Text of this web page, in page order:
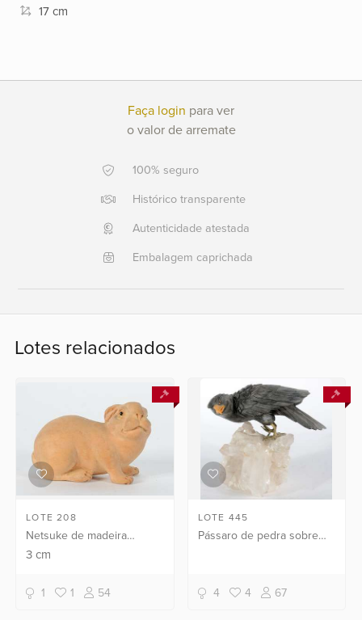
Ajuda?
2553
+55
21
2554
6400
17 cm
Faça login para ver
o valor de arremate
100% seguro
Histórico transparente
Autenticidade atestada
Embalagem caprichada
Lotes relacionados
LOTE 208
Netsuke de madeira
representando coelho.
3cm
1 1 54
LOTE 445
Pássaro de pedra sobre
diferentes dos que tem
nas patas da ave).
4 4 67